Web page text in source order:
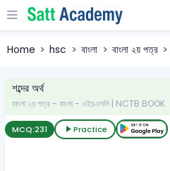
Home hsc বাংলা বাংলা ২য় পত্র
শব্দের অর্থ
বাংলা ২য় পত্র - বাংলা - এইচএসসি | NCTB BOOK
MCQ:231 Practice